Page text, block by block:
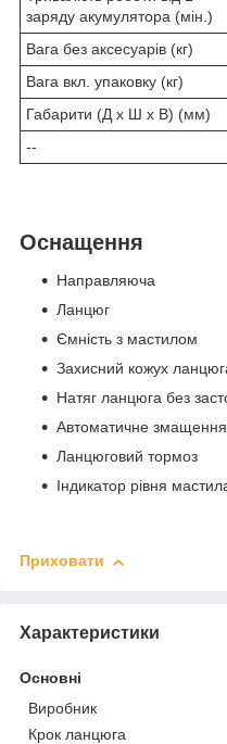
заряду акумулятора (мін.)
Вага без аксесуарів (кг)
Вага вкл. упаковку (кг)
Габарити (Д x Ш x В) (мм)
--
Оснащення
Направляюча
Ланцюг
Ємність з мастилом
Захисний кожух
Натяг ланцюга без
Автоматичне
Ланцюговий тормоз
Індикатор рівня
Приховати
Характеристики
Основні
Виробник
Крок ланцюга